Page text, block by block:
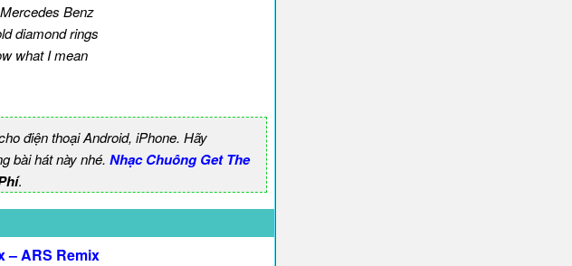
Benz
diamond rings
what I mean
điện thoại Android, iPhone. Hãy
bài hát này nhé. Nhạc Chuông Get The
.
– ARS Remix